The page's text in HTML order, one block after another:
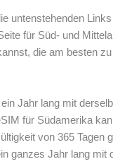
untenstehenden
für Süd- und
die am besten
Jahr lang mit
für Südamerika
von 365 Tagen
ganzes Jahr lang mit